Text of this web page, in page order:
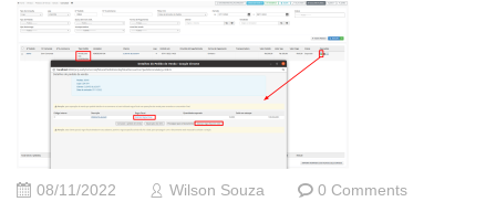
08/11/2022 Wilson Souza 0 Comments